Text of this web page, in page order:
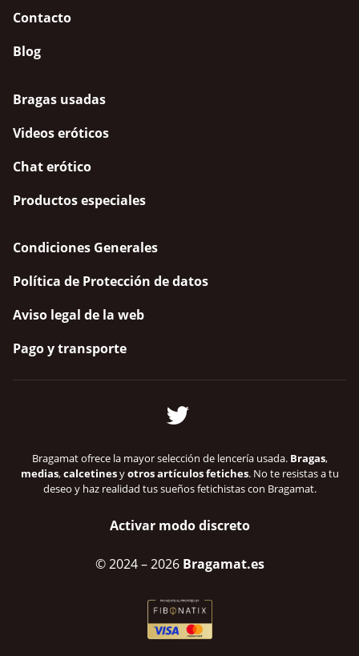
Contacto
Blog
Bragas usadas
Videos eróticos
Chat erótico
Productos especiales
Condiciones Generales
Política de Protección de datos
Aviso legal de la web
Pago y transporte
Bragamat ofrece la mayor selección de lencería usada. Bragas,
medias,calcetinesyotros artículos fetiches. No te resistas a tu
deseo y haz realidad tus sueños fetichistas con Bragamat.
Activar modo discreto
© 2024– 2026 Bragamat.es